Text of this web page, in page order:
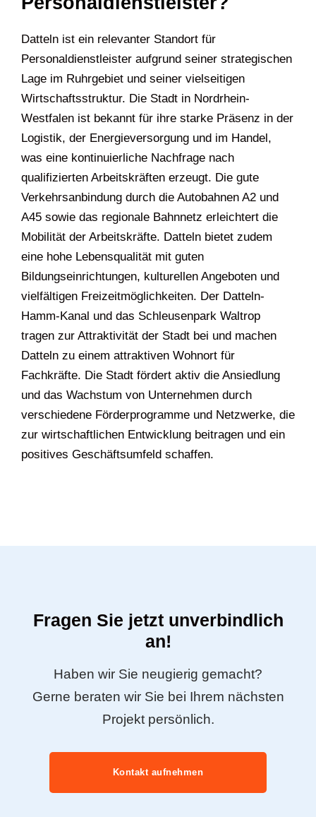
Datteln ist ein relevanter Standort für
Personaldienstleister aufgrund seiner strategischen
Lage im Ruhrgebiet und seiner vielseitigen
Wirtschaftsstruktur. Die Stadt in Nordrhein-
Westfalen ist bekannt für ihre starke Präsenz in der
Logistik, der Energieversorgung und im Handel,
was eine kontinuierliche Nachfrage nach
qualifizierten Arbeitskräften erzeugt. Die gute
Verkehrsanbindung durch die Autobahnen A2 und
A45 sowie das regionale Bahnnetz erleichtert die
Mobilität der Arbeitskräfte. Datteln bietet zudem
eine hohe Lebensqualität mit guten
Bildungseinrichtungen, kulturellen Angeboten und
vielfältigen Freizeitmöglichkeiten. Der Datteln-
Hamm-Kanal und das Schleusenpark Waltrop
tragen zur Attraktivität der Stadt bei und machen
Datteln zu einem attraktiven Wohnort für
Fachkräfte. Die Stadt fördert aktiv die Ansiedlung
und das Wachstum von Unternehmen durch
verschiedene Förderprogramme und Netzwerke, die
zur wirtschaftlichen Entwicklung beitragen und ein
positives Geschäftsumfeld schaffen.
Fragen Sie jetzt unverbindlich
an!
Haben wir Sie neugierig gemacht?
Gerne beraten wir Sie bei Ihrem nächsten
Projekt persönlich.
Kontakt aufnehmen